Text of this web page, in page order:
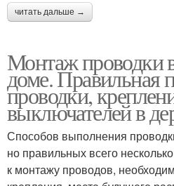
читать дальше →
Монтаж проводки
доме. Правильная
проводки,
выключателей в
Способов выполнения
но правильных всего
к монтажу проводов,